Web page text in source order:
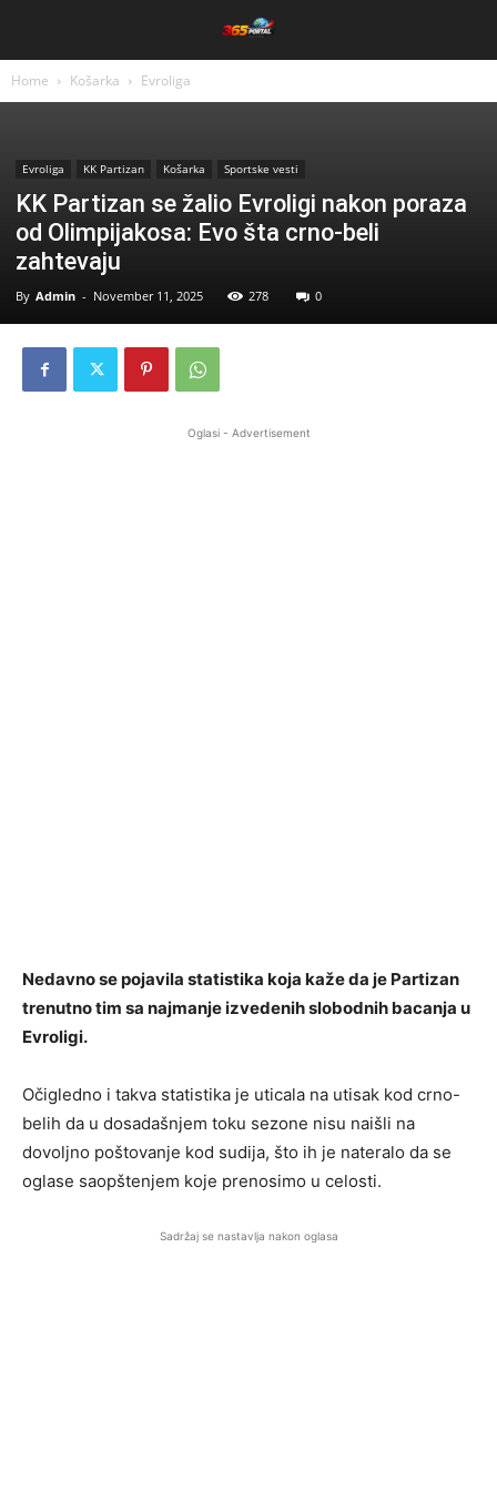
Home Košarka Evroliga
Evroliga KK Partizan Košarka Sportske vesti
KK Partizan se žalio Evroligi nakon poraza
od Olimpijakosa: Evo šta crno-beli
zahtevaju
By Admin - November 11, 2025 278 0
Oglasi - Advertisement
Nedavno se pojavila statistika koja kaže da je Partizan
trenutno tim sa najmanje izvedenih slobodnih bacanja u
Evroligi.
Očigledno i takva statistika je uticala na utisak kod crno-
belih da u dosadašnjem toku sezone nisu naišli na
dovoljno poštovanje kod sudija, što ih je nateralo da se
oglase saopštenjem koje prenosimo u celosti.
Sadržaj se nastavlja nakon oglasa